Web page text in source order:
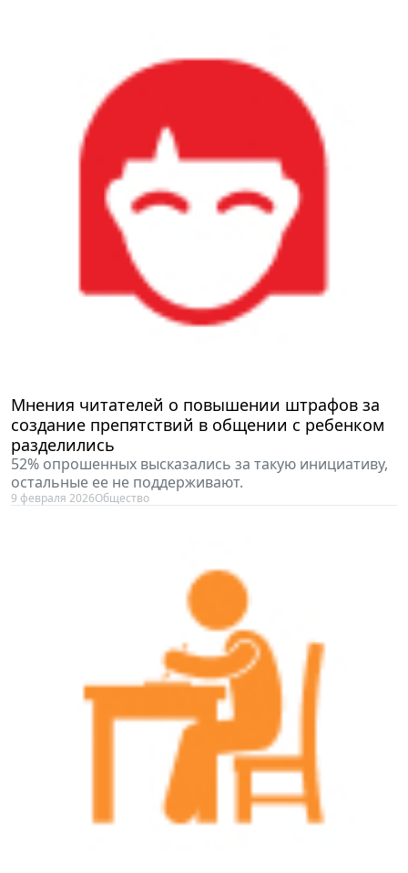
Мнения читателей о повышении штрафов за
создание препятствий в общении с ребенком
разделились
52% опрошенных высказались за такую инициативу,
остальные ее не поддерживают.
9 февраля 2026Общество